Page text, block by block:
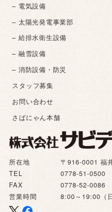
所在地
〒916-0001 福
TEL
0778-51-0500
FAX
0778-52-0086
営業時間
8:00～19:00（
– 電気設備
– 太陽光発電事業部
– 給排水衛生設備
– 融雪設備
– 消防設備・防災
スタッフ募集
お問い合わせ
さばにゃん本舗